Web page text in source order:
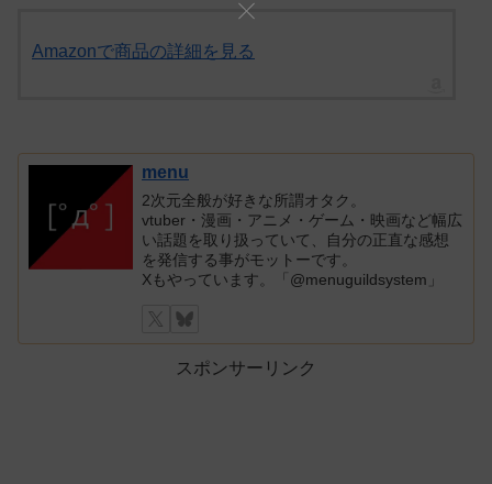
Amazonで商品の詳細を見る
menu
2次元全般が好きな所謂オタク。
vtuber・漫画・アニメ・ゲーム・映画など幅広
い話題を取り扱っていて、自分の正直な感想
を発信する事がモットーです。
Xもやっています。「@menuguildsystem」
スポンサーリンク